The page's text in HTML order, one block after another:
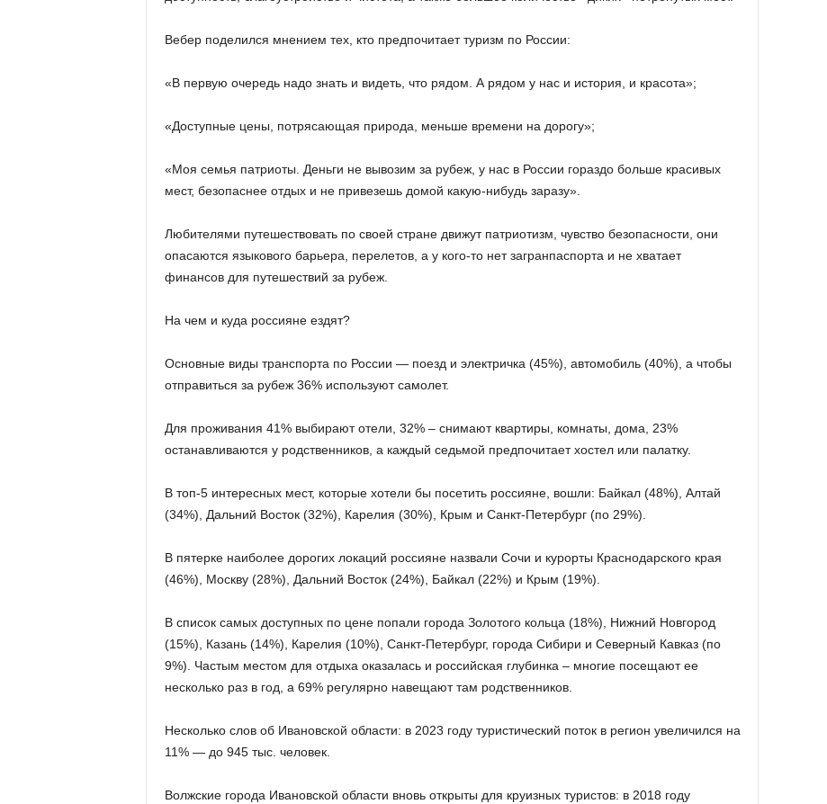
Вебер поделился мнением тех, кто предпочитает туризм по России:
«В первую очередь надо знать и видеть, что рядом. А рядом у нас и история, и красота»;
«Доступные цены, потрясающая природа, меньше времени на дорогу»;
«Моя семья патриоты. Деньги не вывозим за рубеж, у нас в России гораздо больше красивых
мест, безопаснее отдых и не привезешь домой какую-нибудь заразу».
Любителями путешествовать по своей стране движут патриотизм, чувство безопасности, они
опасаются языкового барьера, перелетов, а у кого-то нет загранпаспорта и не хватает
финансов для путешествий за рубеж.
На чем и куда россияне ездят?
Основные виды транспорта по России — поезд и электричка (45%), автомобиль (40%), а чтобы
отправиться за рубеж 36% используют самолет.
Для проживания 41% выбирают отели, 32% – снимают квартиры, комнаты, дома, 23%
останавливаются у родственников, а каждый седьмой предпочитает хостел или палатку.
В топ-5 интересных мест, которые хотели бы посетить россияне, вошли: Байкал (48%), Алтай
(34%), Дальний Восток (32%), Карелия (30%), Крым и Санкт-Петербург (по 29%).
В пятерке наиболее дорогих локаций россияне назвали Сочи и курорты Краснодарского края
(46%), Москву (28%), Дальний Восток (24%), Байкал (22%) и Крым (19%).
В список самых доступных по цене попали города Золотого кольца (18%), Нижний Новгород
(15%), Казань (14%), Карелия (10%), Санкт-Петербург, города Сибири и Северный Кавказ (по
9%). Частым местом для отдыха оказалась и российская глубинка – многие посещают ее
несколько раз в год, а 69% регулярно навещают там родственников.
Несколько слов об Ивановской области: в 2023 году туристический поток в регион увеличился на
11% — до 945 тыс. человек.
Волжские города Ивановской области вновь открыты для круизных туристов: в 2018 году